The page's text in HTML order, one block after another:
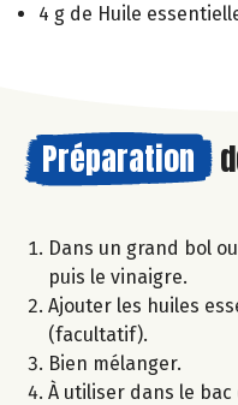
4 g de Huile
Préparation
Dans un grand bol
puis le vinaigre.
Ajouter les huiles
(facultatif).
Bien mélanger.
À utiliser dans le